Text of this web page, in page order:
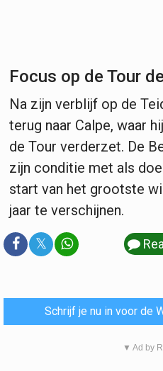
Focus op de Tour
Na zijn verblijf op de
terug naar Calpe, waar
de Tour verderzet. De
zijn conditie met als
start van het grootste
jaar te verschijnen.
𝕏
Schrijf je nu in voor de
▼ Ad by